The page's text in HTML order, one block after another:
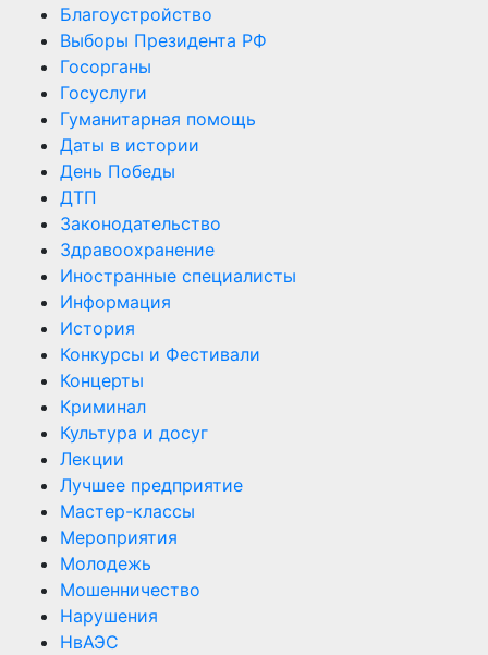
Благоустройство
Выборы Президента РФ
Госорганы
Госуслуги
Гуманитарная помощь
Даты в истории
День Победы
ДТП
Законодательство
Здравоохранение
Иностранные специалисты
Информация
История
Конкурсы и Фестивали
Концерты
Криминал
Культура и досуг
Лекции
Лучшее предприятие
Мастер-классы
Мероприятия
Молодежь
Мошенничество
Нарушения
НвАЭС